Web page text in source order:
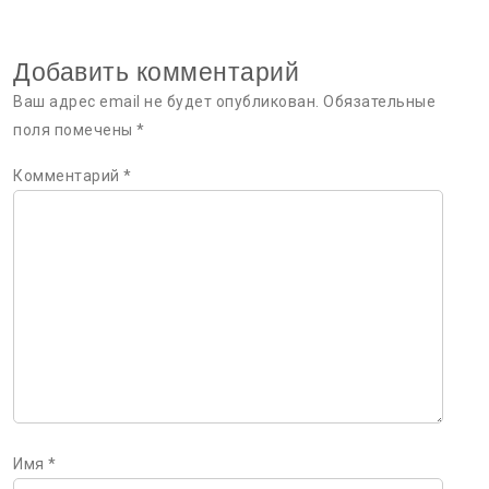
Добавить комментарий
Ваш адрес email не будет опубликован. Обязательные
поля помечены *
Комментарий *
Имя *